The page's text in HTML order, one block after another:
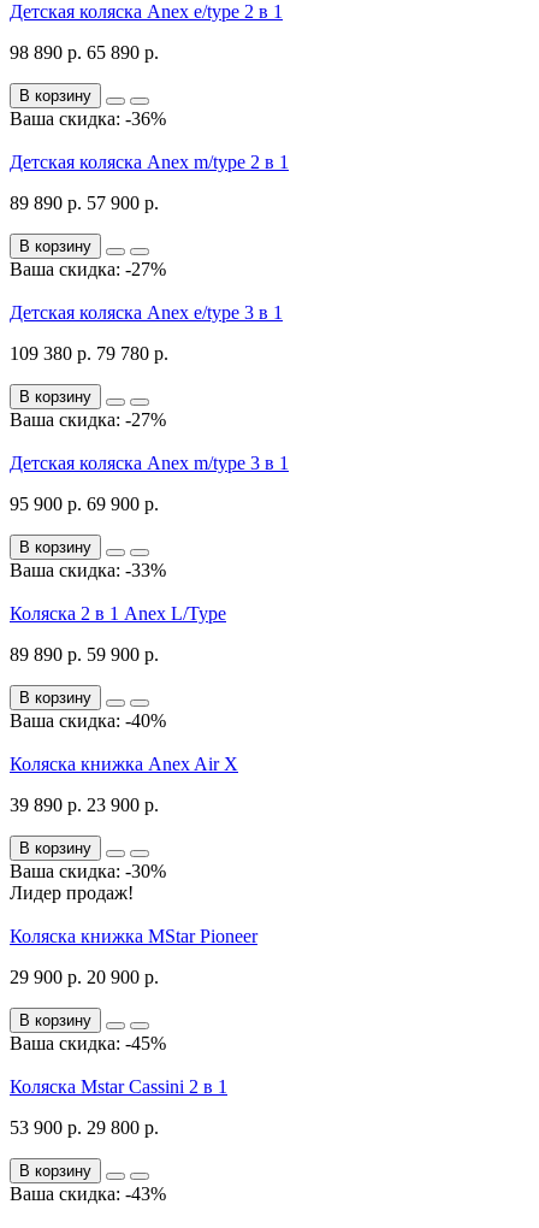
Детская коляска Anex e/type 2 в 1
98 890 р. 65 890 р.
В корзину
Ваша скидка: -36%
Детская коляска Anex m/type 2 в 1
89 890 р. 57 900 р.
В корзину
Ваша скидка: -27%
Детская коляска Anex e/type 3 в 1
109 380 р. 79 780 р.
В корзину
Ваша скидка: -27%
Детская коляска Anex m/type 3 в 1
95 900 р. 69 900 р.
В корзину
Ваша скидка: -33%
Коляска 2 в 1 Anex L/Type
89 890 р. 59 900 р.
В корзину
Ваша скидка: -40%
Коляска книжка Anex Air X
39 890 р. 23 900 р.
В корзину
Ваша скидка: -30%
Лидер продаж!
Коляска книжка MStar Pioneer
29 900 р. 20 900 р.
В корзину
Ваша скидка: -45%
Коляска Mstar Cassini 2 в 1
53 900 р. 29 800 р.
В корзину
Ваша скидка: -43%